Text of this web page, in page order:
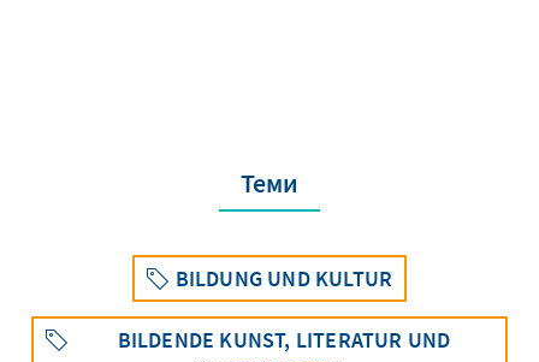
Теми
BILDUNG UND KULTUR
BILDENDE KUNST, LITERATUR UND